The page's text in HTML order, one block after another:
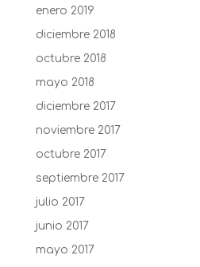
enero 2019
diciembre 2018
octubre 2018
mayo 2018
diciembre 2017
noviembre 2017
octubre 2017
septiembre 2017
julio 2017
junio 2017
mayo 2017